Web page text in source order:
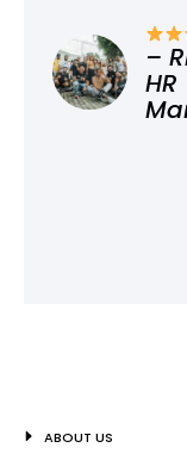
–
HR
ABOUT US